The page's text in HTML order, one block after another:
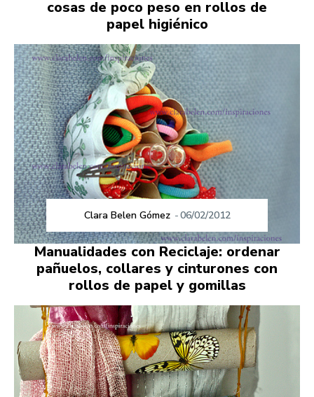
cosas de poco peso en rollos de
papel higiénico
Clara Belen Gómez -06/02/2012
Manualidades con Reciclaje: ordenar
pañuelos, collares y cinturones con
rollos de papel y gomillas